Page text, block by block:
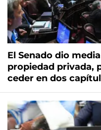
El Senado dio
propiedad privada,
ceder en dos